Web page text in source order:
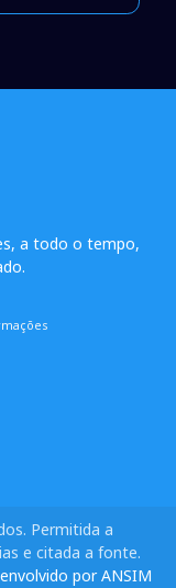
a todo o tempo,
Permitida a
e citada a fonte.
por ANSIM